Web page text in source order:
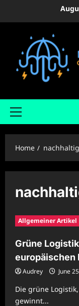
Primary
Home
Allgemeiner Artikel
Grüne
europäischen
Audrey June
Die grüne
gewinnt...